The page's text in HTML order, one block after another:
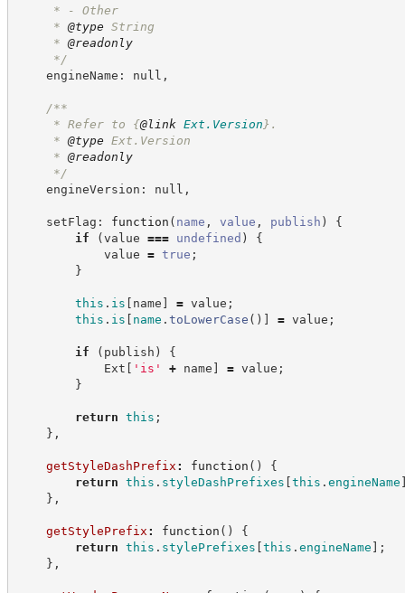
* - Other
* @type String
* @readonly
*/
engineName: null,
/**
* Refer to {@link Ext.Version } .
* @type Ext.Version
* @readonly
*/
engineVersion: null,
setFlag: function ( name , value , publish )
{
if
(value === undefined )
{
value = true ;
}
this . is [ name ] = value ;
this . is [ name . toLowerCase ( ) ] = value ;
if ( publish )
{
Ext [ ' is ' + name ] = value ;
}
return this ;
} ,
getStyleDashPrefix : function ( )
{
return this . styleDashPrefixes [this . engineName
} ,
getStylePrefix : function ( )
{
return this . stylePrefixes [this . engineName ] ;
} ,